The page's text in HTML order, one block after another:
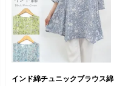
インド綿チュニックブラウス綿